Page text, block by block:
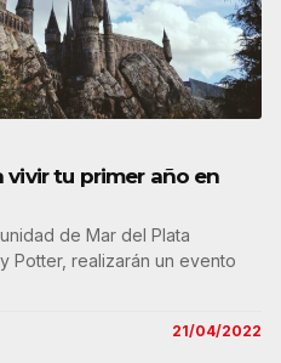
tu primer año en
de Mar del Plata
Potter, realizarán un evento
21/04/2022